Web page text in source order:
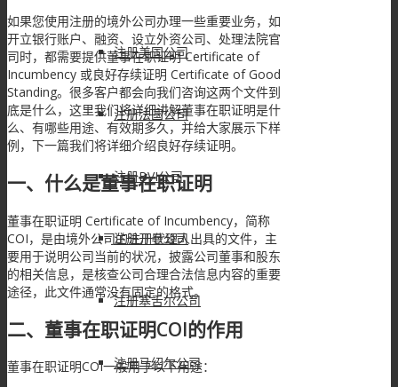
注册美国公司
注册法国公司
注册BVI公司
注册开曼公司
注册塞舌尔公司
注册马绍尔公司
如果您使用注册的境外公司办理一些重要业务，如
开立银行账户、融资、设立外资公司、处理法院官
司时，都需要提供董事在职证明 Certificate of
Incumbency 或良好存续证明 Certificate of Good
Standing。很多客户都会向我们咨询这两个文件到
底是什么，这里我们将详细讲解董事在职证明是什
么、有哪些用途、有效期多久，并给大家展示下样
例，下一篇我们将详细介绍良好存续证明。
一、什么是董事在职证明
董事在职证明 Certificate of Incumbency，简称
COI，是由境外公司的注册代理人出具的文件，主
要用于说明公司当前的状况，披露公司董事和股东
的相关信息，是核查公司合理合法信息内容的重要
途径，此文件通常没有固定的格式。
二、董事在职证明COI的作用
董事在职证明COI一般用于以下用途：